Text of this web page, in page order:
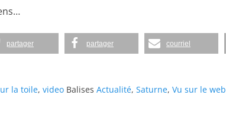
partager partager courriel
la toile, video Balises Actualité, Saturne, Vu sur le web